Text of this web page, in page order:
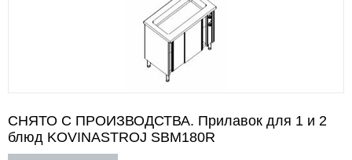
СНЯТО С ПРОИЗВОДСТВА. Прилавок для 1 и 2
блюд KOVINASTROJ SBM180R